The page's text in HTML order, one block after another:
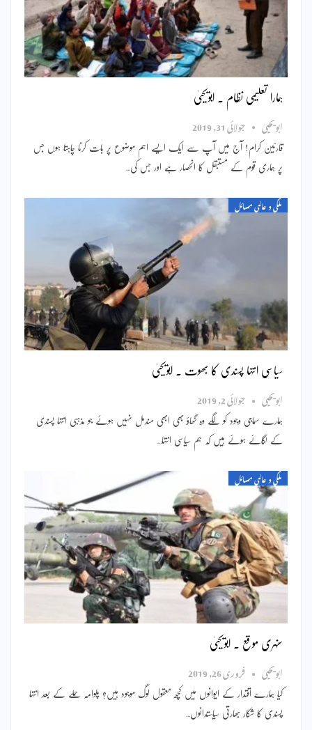
ہمارا تعلیمی نظام ۔ ابویحییٰ
ابویحییٰ جولائی 31, 2019
قارئین کرام! آج میں آپ سے ایک ایسے اہم موضوع پر بات کرنا چاہتا ہوں جس
پر ہماری قوم کے مستبقل کا انحصار ہے اور جس کی…
ملکی و عالمی مسائل
سیاسی انتہا پسندی کا بھوت ۔ ابویحییٰ
ابویحییٰ جولائی 2, 2019
ہمارے سماجی وجود کو لگے وہ گھاؤ بھی ابھی مندمل نہیں ہوئے جو مذہبی انتہا پسندی
کے لگائے ہوئے ہیں کہ ہم سیاسی انتہا…
ملکی و عالمی مسائل
سنہری موقع ۔ ابویحییٰ
ابویحییٰ فروری 26, 2019
کیا ہمارے اقتدار کے ایوانوں میں کچھ معقول لوگ موجود ہیں؟ پلوامہ حملے کے بعد انتہا
پسندی کا شکار بھارتی سیاستدانوں…